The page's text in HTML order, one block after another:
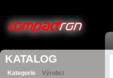
KATALOG
Kategorie Výrobci